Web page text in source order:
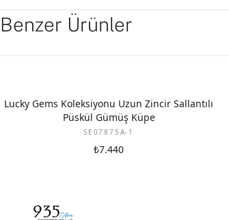
Benzer Ürünler
Lucky Gems Koleksiyonu Uzun Zincir Sallantılı
Püskül Gümüş Küpe
SE07875A-1
₺7.440